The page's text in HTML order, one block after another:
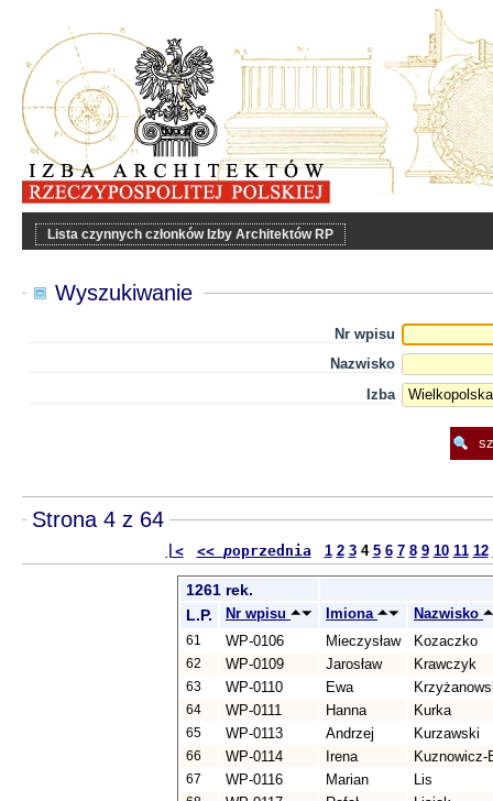
Lista czynnych członków Izby Architektów RP
Wyszukiwanie
Nr wpisu
Nazwisko
Izba
Strona 4 z 64
|< << poprzednia 1 2 3 4 5 6 7 8 9 10 11 12
1261 rek.
L.P.
Nr wpisu Imiona Nazwisko
61 WP-0106 Mieczysław Kozaczko
62 WP-0109 Jarosław Krawczyk
63 WP-0110 Ewa
64 WP-0111 Hanna Kurka
65 WP-0113 Andrzej Kurzawski
66 WP-0114 Irena Kuznowicz-
67 WP-0116 Marian Lis